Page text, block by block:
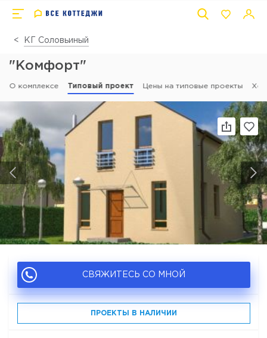
КГ Соловьиный
"Комфорт"
О комплексе Типовый проект Цены на типовые проекты Ход
СВЯЖИТЕСЬ СО МНОЙ
ПРОЕКТЫ В НАЛИЧИИ